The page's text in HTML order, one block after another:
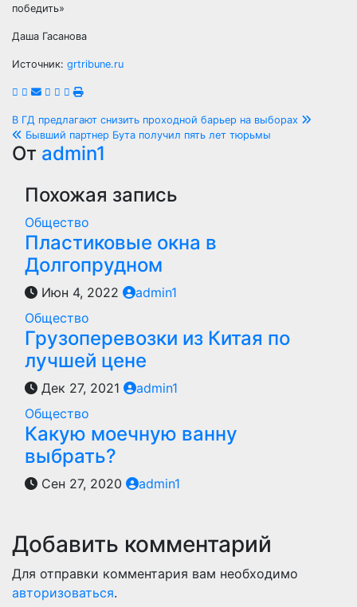
победить»
Даша Гасанова
Источник: grtribune.ru
Навигация
по
записям
В ГД предлагают снизить проходной барьер на выборах
Бывший партнер Бута получил пять лет тюрьмы
От admin1
Похожая запись
Общество
Пластиковые окна в
Долгопрудном
Июн 4, 2022
admin1
Общество
Грузоперевозки из Китая по
лучшей цене
Дек 27, 2021
admin1
Общество
Какую моечную ванну
выбрать?
Сен 27, 2020 admin1
Добавить комментарий
Для отправки комментария вам необходимо
авторизоваться.